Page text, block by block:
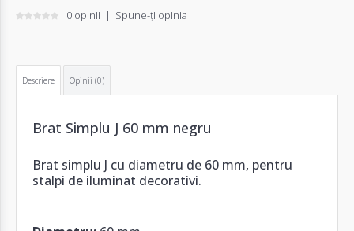
0 opinii | Spune-ţi opinia
Descriere Opinii (0)
Brat Simplu J 60 mm negru
Brat simplu J cu diametru de 60 mm, pentru
stalpi de iluminat decorativi.